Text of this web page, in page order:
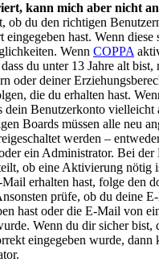
kann mich aber nicht
ob du den richtigen
eingegeben hast. Wenn diese
Wenn COPPA
du unter 13 Jahre alt bist,
oder deiner
die du erhalten hast.
dein Benutzerkonto vielleicht
Boards müssen alle neu
werden –
ein Administrator. Bei der
ob eine Aktivierung nötig
erhalten hast, folge den
prüfe, ob du deine
hast oder die E-Mail von
Wenn du dir sicher bist,
eingegeben wurde, dann